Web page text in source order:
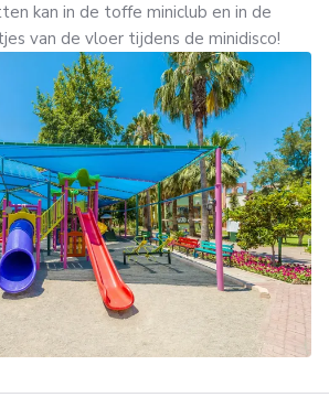
kan in de toffe miniclub en in de
van de vloer tijdens de minidisco!